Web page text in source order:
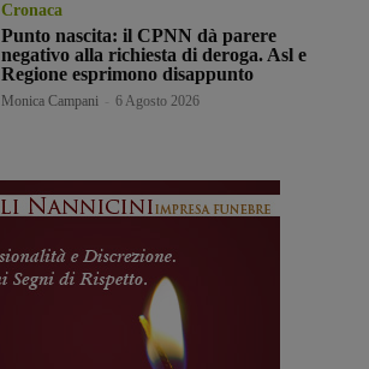
Cronaca
Punto nascita: il CPNN dà parere
negativo alla richiesta di deroga. Asl e
Regione esprimono disappunto
Monica Campani 6 Agosto 2026